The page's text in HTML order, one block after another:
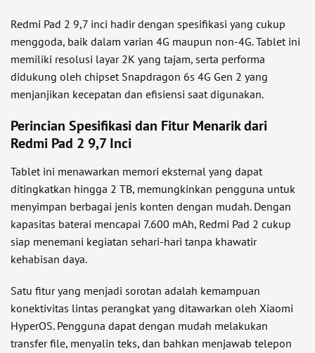
Redmi Pad 2 9,7 inci hadir dengan spesifikasi yang cukup
menggoda, baik dalam varian 4G maupun non-4G. Tablet ini
memiliki resolusi layar 2K yang tajam, serta performa
didukung oleh chipset Snapdragon 6s 4G Gen 2 yang
menjanjikan kecepatan dan efisiensi saat digunakan.
Perincian Spesifikasi dan Fitur Menarik dari
Redmi Pad 2 9,7 Inci
Tablet ini menawarkan memori eksternal yang dapat
ditingkatkan hingga 2 TB, memungkinkan pengguna untuk
menyimpan berbagai jenis konten dengan mudah. Dengan
kapasitas baterai mencapai 7.600 mAh, Redmi Pad 2 cukup
siap menemani kegiatan sehari-hari tanpa khawatir
kehabisan daya.
Satu fitur yang menjadi sorotan adalah kemampuan
konektivitas lintas perangkat yang ditawarkan oleh Xiaomi
HyperOS. Pengguna dapat dengan mudah melakukan
transfer file, menyalin teks, dan bahkan menjawab telepon